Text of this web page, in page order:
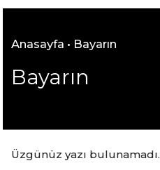
Anasayfa • Bayarın
Bayarın
Üzgünüz yazı bulunamadı.